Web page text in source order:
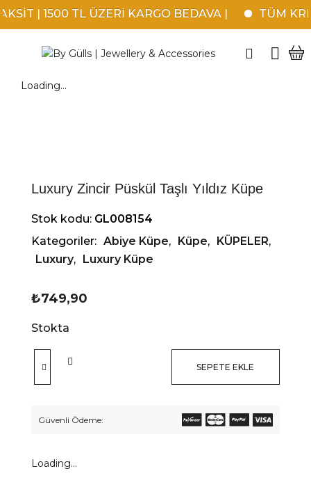
| 1500 TL ÜZERİ KARGO BEDAVA | TÜM
Loading...
Luxury Zincir Püskül Taşlı Yıldız Küpe
Stok kodu: GL008154
Kategoriler: Abiye Küpe, Küpe, KÜPELER,
Luxury, Luxury Küpe
₺749,90
Stokta
SEPETE EKLE
Güvenli Ödeme:
Loading...